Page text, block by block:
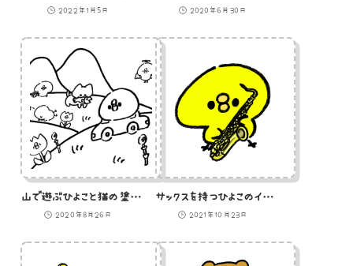
2022年1月5日 2020年6月30日
山で遊ぶひよこと猫の塗り絵のイラスト
2020年8月26日
サックスを持つひよこのイラスト
2021年10月23日